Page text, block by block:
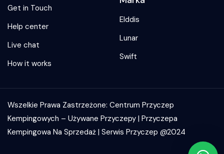
Get in Touch
Help center
Live chat
How it works
Elddis
Lunar
Swift
Wszelkie Prawa Zastrzeżone: Centrum Przyczep
Kempingowych – Używane Przyczepy | Przyczepa
Kempingowa Na Sprzedaż | Serwis Przyczep @2024